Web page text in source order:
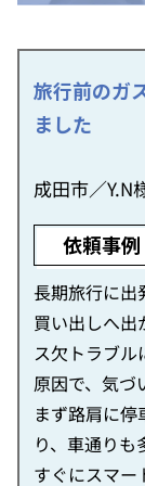
旅行前のガ
ました
成田市／Y.N
依頼事例
長期旅行に出
買い出しへ出
ス欠トラブ
原因で、気づ
まず路肩に
り、車通りも
すぐにスマー